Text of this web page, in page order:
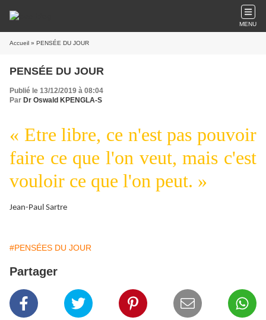
MENU
Accueil » PENSÉE DU JOUR
PENSÉE DU JOUR
Publié le 13/12/2019 à 08:04
Par Dr Oswald KPENGLA-S
« Etre libre, ce n'est pas pouvoir
faire ce que l'on veut, mais c'est
vouloir ce que l'on peut. »
Jean-Paul Sartre
#PENSÉES DU JOUR
Partager